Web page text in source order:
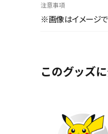
注意事項
※画像はイメージで
このグッズ